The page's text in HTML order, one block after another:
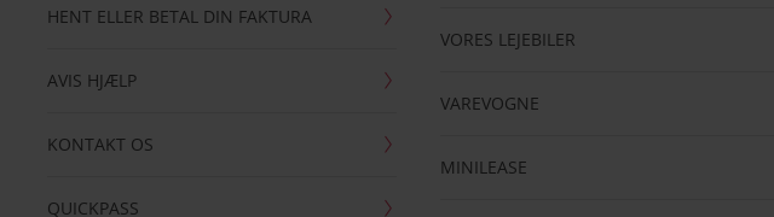
HENT ELLER BETAL DIN FAKTURA
AVIS HJÆLP
KONTAKT OS
QUICKPASS
VORES LEJEBILER
VAREVOGNE
MINILEASE